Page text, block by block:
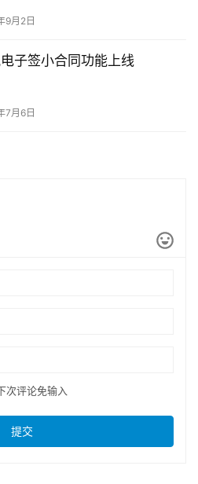
9月2日
子签小合同功能上线
7月6日
次评论免输入
提交